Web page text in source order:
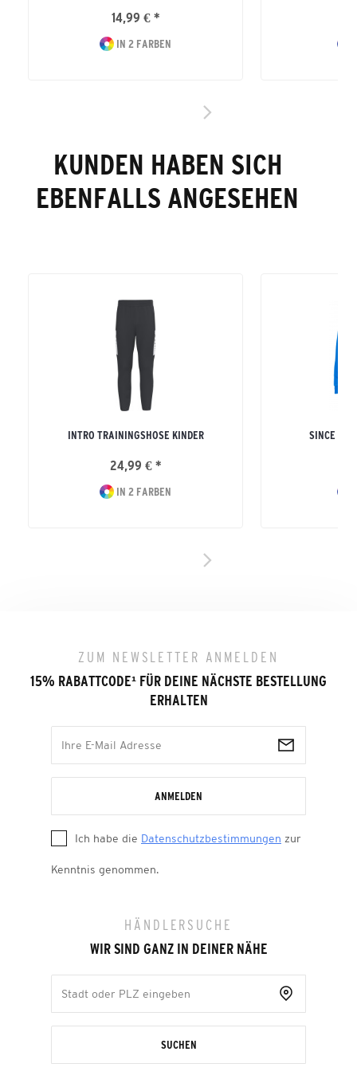
14,99 € *
IN 2 FARBEN
KUNDEN HABEN SICH
EBENFALLS ANGESEHEN
INTRO TRAININGSHOSE KINDER
24,99 € *
IN 2 FARBEN
SINCE
ZUM NEWSLETTER ANMELDEN
15% RABATTCODE¹ FÜR DEINE NÄCHSTE BESTELLUNG
ERHALTEN
ANMELDEN
Ich habe die Datenschutzbestimmungen zur
Kenntnis genommen.
HÄNDLERSUCHE
WIR SIND GANZ IN DEINER NÄHE
SUCHEN